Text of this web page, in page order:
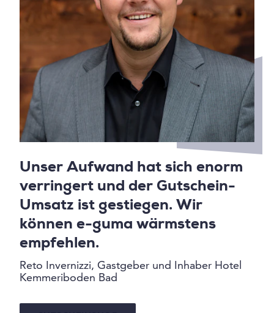
Unser Aufwand hat sich enorm
verringert und der Gutschein-
Umsatz ist gestiegen. Wir
können e-guma wärmstens
empfehlen.
Reto Invernizzi, Gastgeber und Inhaber Hotel
Kemmeriboden Bad